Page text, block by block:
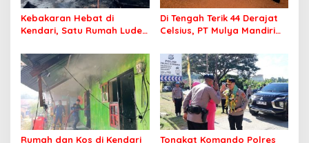
Kebakaran Hebat di
Kendari, Satu Rumah Ludes
Di Tengah Terik 44 Derajat
Celsius, PT Mulya Mandiri
Jamaah Tetap Sehat dan
Nyaman Beribadah
Rumah dan Kos di Kendari
Tongkat Komando Polres